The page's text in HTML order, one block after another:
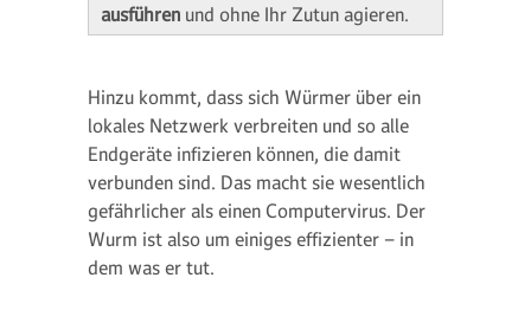
ausführen und ohne Ihr Zutun agieren.
Hinzu kommt, dass sich Würmer über ein
lokales Netzwerk verbreiten und so alle
Endgeräte infizieren können, die damit
verbunden sind. Das macht sie wesentlich
gefährlicher als einen Computervirus. Der
Wurm ist also um einiges effizienter – in
dem was er tut.